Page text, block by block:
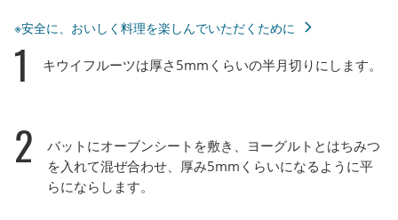
※安全に、おいしく料理を楽しんでいただくために
1 キウイフルーツは厚さ5mmくらいの半月切りにします。
2
バットにオーブンシートを敷き、ヨーグルトとはちみつ
を入れて混ぜ合わせ、厚み5mmくらいになるように平
らにならします。